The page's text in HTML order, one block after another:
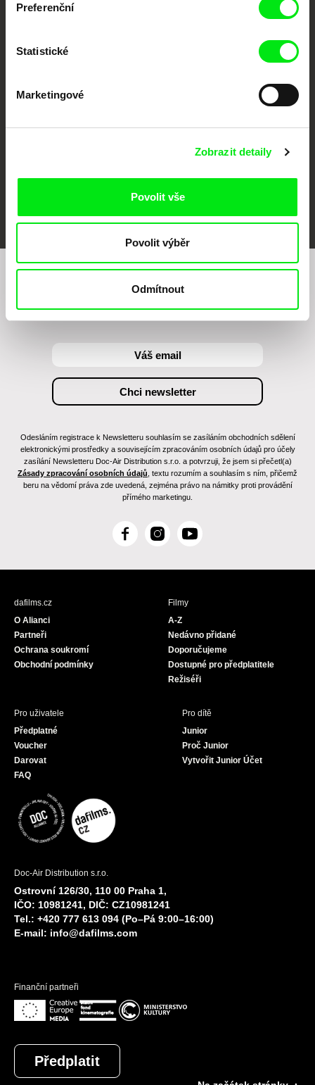
Preferenční
Statistické
Marketingové
Zobrazit detaily
Povolit vše
Povolit výběr
Odmítnout
DOK Leipzig
MFDF Ji.hlava
Chcete být pravidelně informováni o našem
Odesláním registrace k Newsletteru souhlasím se zasíláním obchodních sdělení
elektronickými prostředky a souvisejícím zpracováním osobních údajů pro účely
zasílání Newsletteru Doc-Air Distribution s.r.o. a potvrzuji, že jsem si přečetl(a)
Zásady zpracování osobních údajů , textu rozumím a souhlasím s ním, přičemž
beru na vědomí práva zde uvedená, zejména právo na námitky proti provádění
přímého marketingu.
F
c
I
s
Y
u
dafilms.cz
O Alianci
Partneři
Ochrana soukromí
Obchodní podmínky
Filmy
A-Z
Nedávno přidané
Doporučujeme
Dostupné pro předplatitele
Režiséři
Pro uživatele
Předplatné
Voucher
Darovat
FAQ
Pro dítě
Junior
Proč Junior
Vytvořit Junior Účet
Doc-Air Distribution s.r.o.
Ostrovní 126/30, 110 00 Praha 1,
IČO: 10981241, DIČ: CZ10981241
Tel.: +420 777 613 094 (Po–Pá 9:00–16:00)
E-mail: info@dafilms.com
Finanční partneři
Předplatit